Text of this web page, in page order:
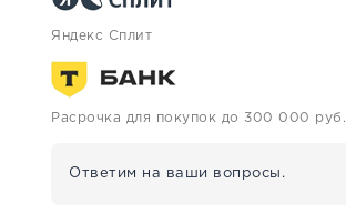
Яндекс Сплит
Расрочка для покупок до 300 000 руб.
Ответим на ваши вопросы.